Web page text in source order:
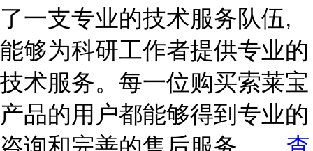
了一支专业的技术服务队伍,
能够为科研工作者提供专业的
技术服务。每一位购买索莱宝
产品的用户都能够得到专业的